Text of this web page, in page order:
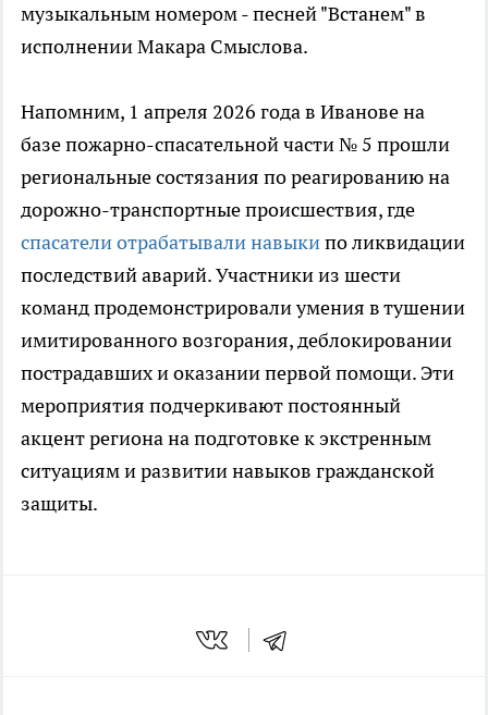
музыкальным номером - песней "Встанем" в
исполнении Макара Смыслова.
Напомним, 1 апреля 2026 года в Иванове на
базе пожарно-спасательной части № 5 прошли
региональные состязания по реагированию на
дорожно-транспортные происшествия, где
спасатели отрабатывали навыкипо ликвидации
последствий аварий. Участники из шести
команд продемонстрировали умения в тушении
имитированного возгорания, деблокировании
пострадавших и оказании первой помощи. Эти
мероприятия подчеркивают постоянный
акцент региона на подготовке к экстренным
ситуациям и развитии навыков гражданской
защиты.